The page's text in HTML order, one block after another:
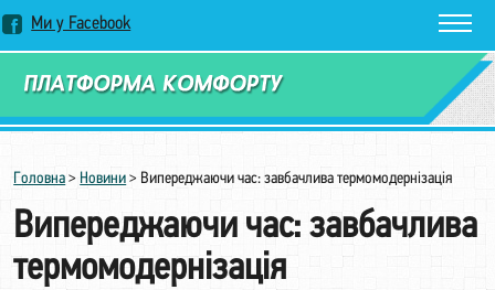
Ми у Facebook
Замовити дзвінок
Головна > Новини > Випереджаючи час: завбачлива термомодернізація
Випереджаючи час: завбачлива
термомодернізація